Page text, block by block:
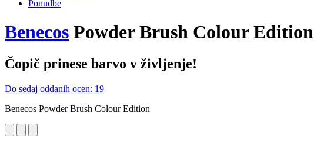
Ponudbe
Benecos Powder Brush Colour Edition
Čopič prinese barvo v življenje!
Do sedaj oddanih ocen: 19
Benecos Powder Brush Colour Edition